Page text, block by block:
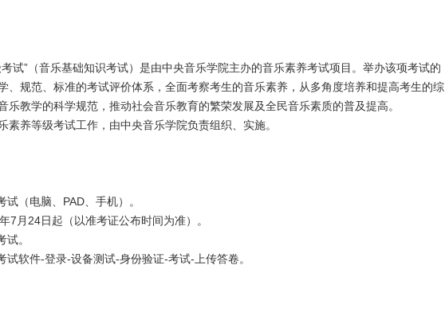
试”（音乐基础知识考试）是由中央音乐学院主办的音乐素养考试项目。举办该项考试的
、规范、标准的考试评价体系，全面考察考生的音乐素养，从多角度培养和提高考生的综
乐教学的科学规范，推动社会音乐教育的繁荣发展及全民音乐素质的普及提高。
素养等级考试工作，由中央音乐学院负责组织、实施。
试（电脑、PAD、手机）。
7月24日起（以准考证公布时间为准）。
。
试软件-登录-设备测试-身份验证-考试-上传答卷。